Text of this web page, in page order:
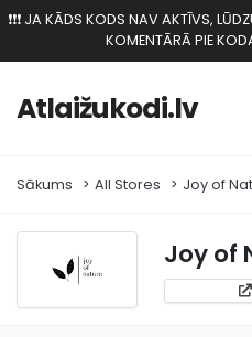
❗️❗️❗️ JA KĀDS KODS NAV AKTĪVS,
KOMENTĀRĀ PIE KODA
Atlaižukodi.lv
Sākums All Stores Joy of
Joy of